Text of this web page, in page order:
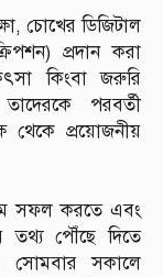
চোখের ডিজিটাল
প্রদান করা
কিংবা জরুরি
পরবর্তী
থেকে প্রয়োজনীয়
সফল করতে এবং
তথ্য পৌঁছে দিতে
সোমবার সকালে